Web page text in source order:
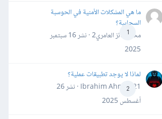
1
ما هي المشكلات الأمنية في الحوسبة
السحابية؟
محمد فائز العامري2 · نشر
16 سبتمبر
2025
2
لماذا لا يوجد تطبيقات عملية؟
Ibrahim Ahmed21 · نشر
26
أغسطس 2025